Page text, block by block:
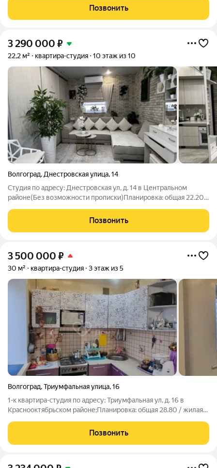
лоджияКвартира не угловая, окна выходят на улицуУсловия
продажи: 1 собственник,
Позвонить
3 290 000 ₽
22,2 м² квартира-студия 10 этаж из 10
Волгоград, Днестровская улица,14
Студия по адресу: Днестровская ул, д. 14 в Центральном
районе(Без возможности прописки)Планировка: общая 22.20 /
ведения бизнеса.Просторная студия, в которой грамотно
уместилось все для
Позвонить
3 500 000 ₽
30 м² квартира-студия 3 этаж из 5
Волгоград,Триумфальная улица,16
1-к квартира-студия по адресу: Триумфальная ул, д. 16 в
Краснооктябрьском районе;Планировка: общая 28.80 / жилая
потолки. Пластиковые окна. На полу линолеум, теплый пол.
Установлены современные
Позвонить